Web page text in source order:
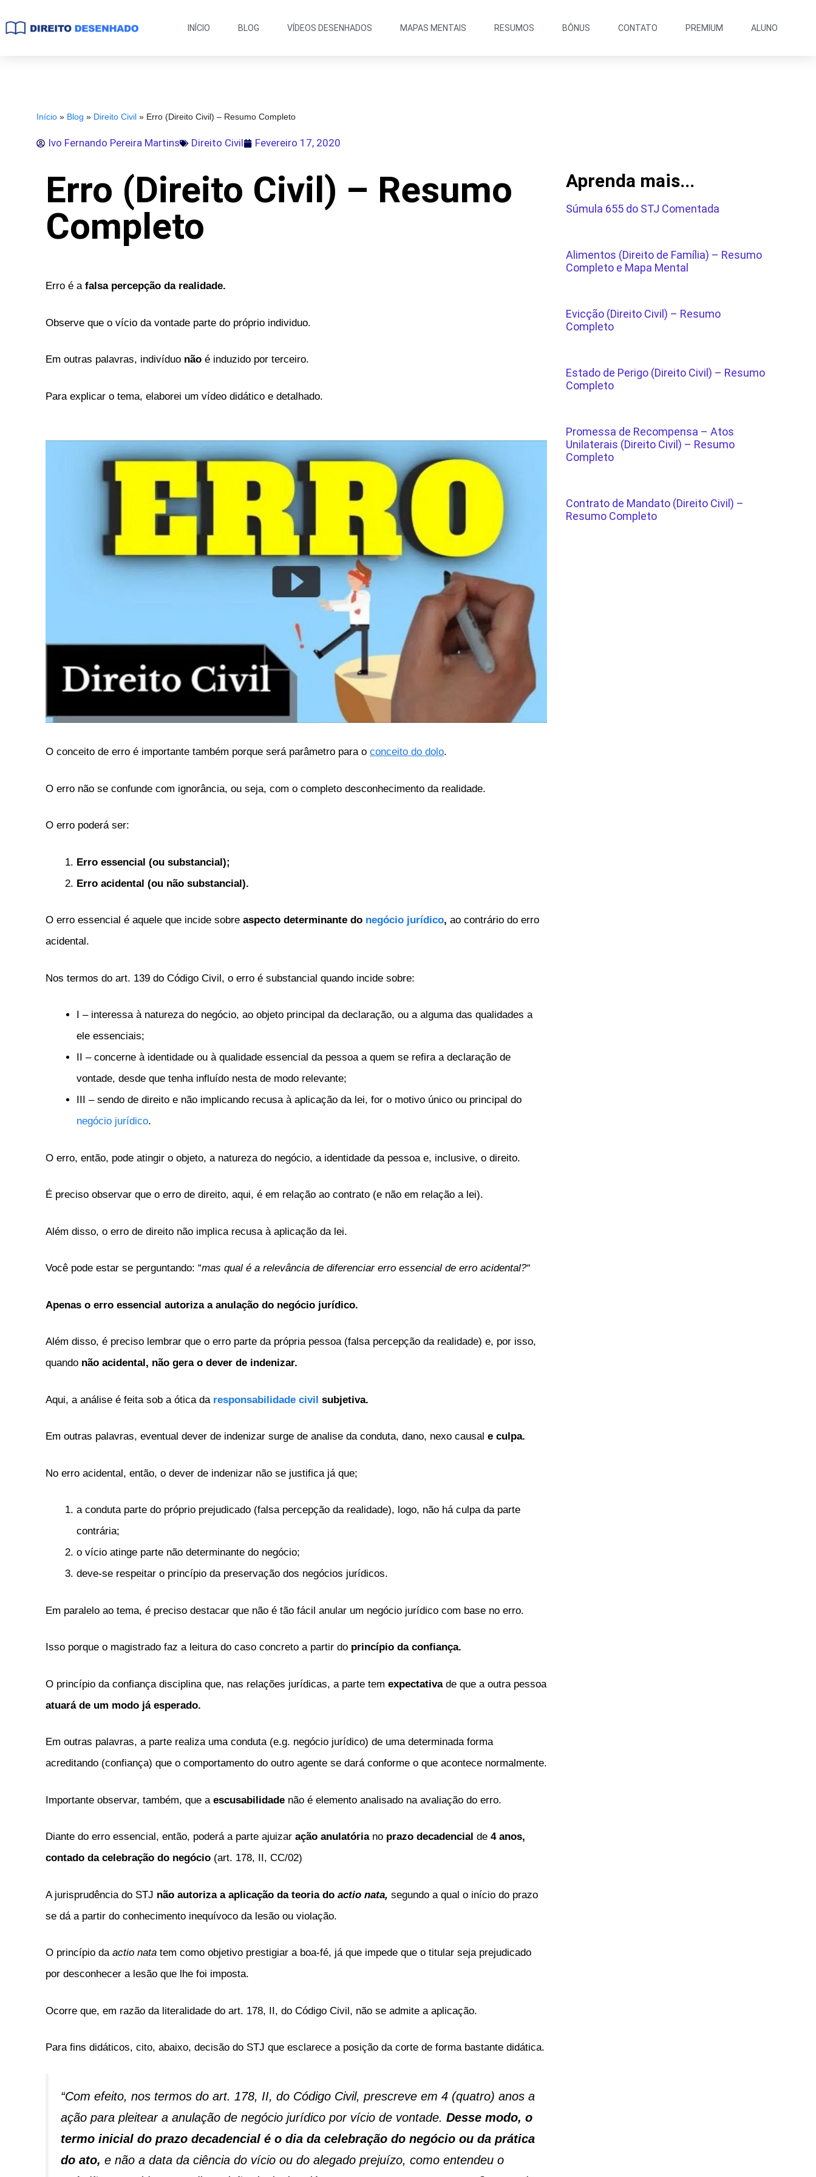
INÍCIO BLOG VÍDEOS DESENHADOS MAPAS MENTAIS RESUMOS BÔNUS CONTATO PREMIUM ALUNO
Início » Blog » Direito Civil » Erro (Direito Civil) – Resumo Completo
Ivo Fernando Pereira Martins Direito Civil Fevereiro 17, 2020
Erro (Direito Civil) – Resumo
Completo
Erro é a falsa percepção da realidade.
Observe que o vício da vontade parte do próprio individuo.
Em outras palavras, indivíduo não é induzido por terceiro.
Para explicar o tema, elaborei um vídeo didático e detalhado.
O conceito de erro é importante também porque será parâmetro para o conceito do dolo.
O erro não se confunde com ignorância, ou seja, com o completo desconhecimento da realidade.
O erro poderá ser:
Erro essencial (ou substancial);
Erro acidental (ou não substancial).
O erro essencial é aquele que incide sobre aspecto determinante do negócio jurídico, ao contrário do erro
acidental.
Nos termos do art. 139 do Código Civil, o erro é substancial quando incide sobre:
I – interessa à natureza do negócio, ao objeto principal da declaração, ou a alguma das qualidades a
ele essenciais;
II – concerne à identidade ou à qualidade essencial da pessoa a quem se refira a declaração de
vontade, desde que tenha influído nesta de modo relevante;
III – sendo de direito e não implicando recusa à aplicação da lei, for o motivo único ou principal do
negócio jurídico.
O erro, então, pode atingir o objeto, a natureza do negócio, a identidade da pessoa e, inclusive, o direito.
É preciso observar que o erro de direito, aqui, é em relação ao contrato (e não em relação a lei).
Além disso, o erro de direito não implica recusa à aplicação da lei.
Você pode estar se perguntando: “mas qual é a relevância de diferenciar erro essencial de erro acidental?“
Apenas o erro essencial autoriza a anulação do negócio jurídico.
Além disso, é preciso lembrar que o erro parte da própria pessoa (falsa percepção da realidade) e, por isso,
quando não acidental, não gera o dever de indenizar.
Aqui, a análise é feita sob a ótica da responsabilidade civil subjetiva.
Em outras palavras, eventual dever de indenizar surge de analise da conduta, dano, nexo causal e culpa.
No erro acidental, então, o dever de indenizar não se justifica já que;
a conduta parte do próprio prejudicado (falsa percepção da realidade), logo, não há culpa da parte
contrária;
o vício atinge parte não determinante do negócio;
deve-se respeitar o princípio da preservação dos negócios jurídicos.
Em paralelo ao tema, é preciso destacar que não é tão fácil anular um negócio jurídico com base no erro.
Isso porque o magistrado faz a leitura do caso concreto a partir do princípio da confiança.
O princípio da confiança disciplina que, nas relações jurídicas, a parte tem expectativa de que a outra pessoa
atuará de um modo já esperado.
Em outras palavras, a parte realiza uma conduta (e.g. negócio jurídico) de uma determinada forma
acreditando (confiança) que o comportamento do outro agente se dará conforme o que acontece normalmente.
Importante observar, também, que a escusabilidade não é elemento analisado na avaliação do erro.
Diante do erro essencial, então, poderá a parte ajuizar ação anulatória no prazo decadencial de 4 anos,
contado da celebração do negócio (art. 178, II, CC/02)
A jurisprudência do STJ não autoriza a aplicação da teoria do actio nata, segundo a qual o início do prazo
se dá a partir do conhecimento inequívoco da lesão ou violação.
O princípio da actio nata tem como objetivo prestigiar a boa-fé, já que impede que o titular seja prejudicado
por desconhecer a lesão que lhe foi imposta.
Ocorre que, em razão da literalidade do art. 178, II, do Código Civil, não se admite a aplicação.
Para fins didáticos, cito, abaixo, decisão do STJ que esclarece a posição da corte de forma bastante didática.
“Com efeito, nos termos do art. 178, II, do Código Civil, prescreve em 4 (quatro) anos a
ação para pleitear a anulação de negócio jurídico por vício de vontade. Desse modo, o
termo inicial do prazo decadencial é o dia da celebração do negócio ou da prática
do ato, e não a data da ciência do vício ou do alegado prejuízo, como entendeu o
Aprenda mais...
Súmula 655 do STJ Comentada
Alimentos (Direito de Família) – Resumo
Completo e Mapa Mental
Evicção (Direito Civil) – Resumo
Completo
Estado de Perigo (Direito Civil) – Resumo
Completo
Promessa de Recompensa – Atos
Unilaterais (Direito Civil) – Resumo
Completo
Contrato de Mandato (Direito Civil) –
Resumo Completo